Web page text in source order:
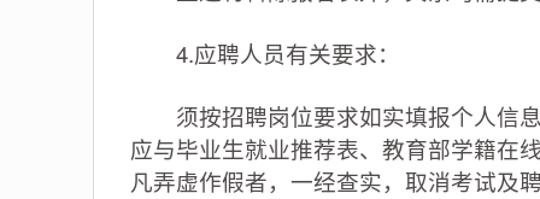
4.应聘人员有关要求：
须按招聘岗位要求如实填报个人信息
应与毕业生就业推荐表、教育部学籍在
凡弄虚作假者，一经查实，取消考试及